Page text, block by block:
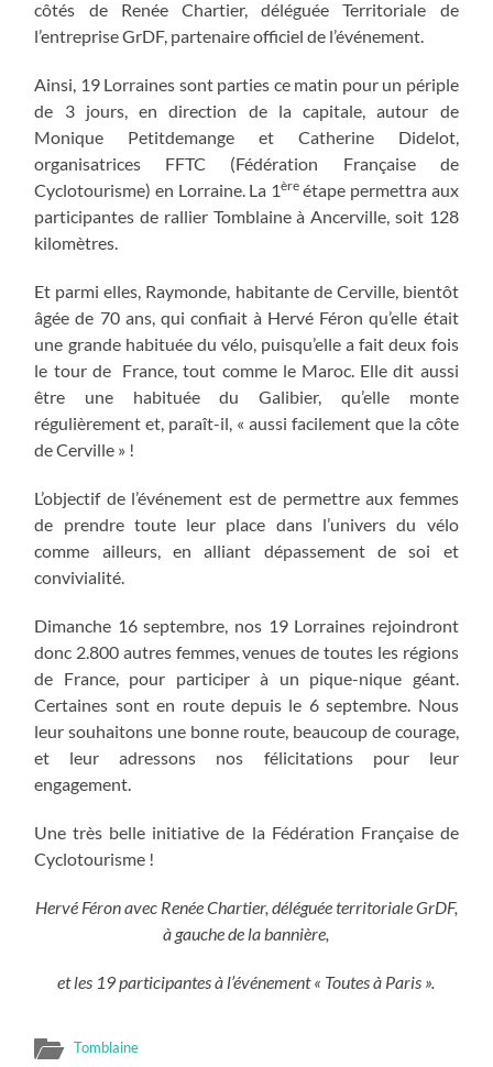
côtés de Renée Chartier, déléguée Territoriale de
l’entreprise GrDF, partenaire officiel de l’événement.
Ainsi, 19 Lorraines sont parties ce matin pour un périple
de 3 jours, en direction de la capitale, autour de
Monique Petitdemange et Catherine Didelot,
organisatrices FFTC (Fédération Française de
Cyclotourisme) en Lorraine. La 1èreétape permettra aux
participantes de rallier Tomblaine à Ancerville, soit 128
kilomètres.
Et parmi elles, Raymonde, habitante de Cerville, bientôt
âgée de 70 ans, qui confiait à Hervé Féron qu’elle était
une grande habituée du vélo, puisqu’elle a fait deux fois
le tour de France, tout comme le Maroc. Elle dit aussi
être une habituée du Galibier, qu’elle monte
régulièrement et, paraît-il, « aussi facilement que la côte
de Cerville » !
L’objectif de l’événement est de permettre aux femmes
de prendre toute leur place dans l’univers du vélo
comme ailleurs, en alliant dépassement de soi et
convivialité.
Dimanche 16 septembre, nos 19 Lorraines rejoindront
donc 2.800 autres femmes, venues de toutes les régions
de France, pour participer à un pique-nique géant.
Certaines sont en route depuis le 6 septembre. Nous
leur souhaitons une bonne route, beaucoup de courage,
et leur adressons nos félicitations pour leur
engagement.
Une très belle initiative de la Fédération Française de
Cyclotourisme !
Hervé Féron avec Renée Chartier, déléguée territoriale GrDF,
à gauche de la bannière,
et les 19 participantes à l’événement « Toutes à Paris ».
Tomblaine